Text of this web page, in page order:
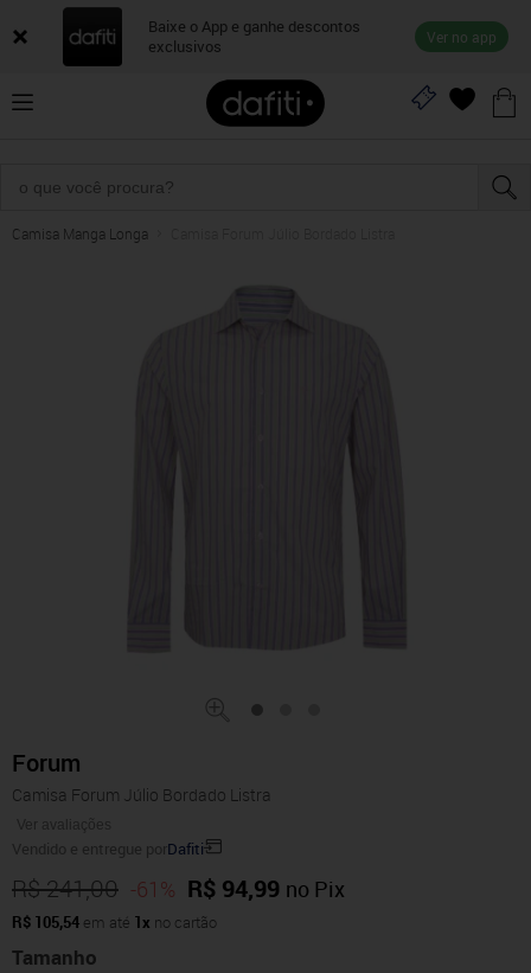
Baixe o App e ganhe descontos
exclusivos
Ver no app
Camisa Manga Longa
Forum
Camisa Forum Júlio Bordado Listra
Ver avaliações
Vendido e entregue porDafiti
R$ 241,00 -61% R$ 94,99 no Pix
R$ 105,54 em até 1x no cartão
Tamanho